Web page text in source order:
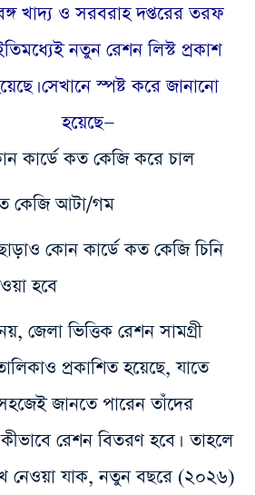
খাদ্য ও সরবরাহ দপ্তরের তরফ
নতুন রেশন লিস্ট প্রকাশ
সেখানে স্পষ্ট করে জানানো
হয়েছে—
কার্ডে কত কেজি করে চাল
কেজি আটা/গম
কোন কার্ডে কত কেজি চিনি
হবে
জেলা ভিত্তিক রেশন সামগ্রী
প্রকাশিত হয়েছে, যাতে
জানতে পারেন তাঁদের
রেশন বিতরণ হবে।তাহলে
নেওয়া যাক, নতুন বছরে (২০২৬)